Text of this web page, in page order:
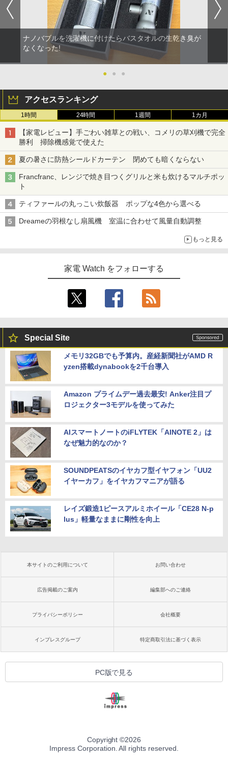
ナノバブルを洗濯機に付けたらバスタオルの生乾き臭が
なくなった!
● ● ●
アクセスランキング
1時間 24時間 1週間 1カ月
【家電レビュー】手ごわい雑草との戦い、コメリの草刈機で完全
勝利 掃除機感覚で使えた
夏の暑さに防熱シールドカーテン 閉めても暗くならない
Francfranc、レンジで焼き目つくグリルと米も炊けるマルチポッ
ト
ティファールの丸っこい炊飯器 ポップな4色から選べる
Dreameの羽根なし扇風機 室温に合わせて風量自動調整
もっと見る
家電 Watch をフォローする
Special Site
メモリ32GBでも予算内。産経新聞社がAMD R
yzen搭載dynabookを2千台導入
Amazon プライムデー過去最安! Anker注目プ
ロジェクター3モデルを使ってみた
AIスマートノートのiFLYTEK「AINOTE 2」は
なぜ魅力的なのか？
SOUNDPEATSのイヤカフ型イヤフォン「UU2
イヤーカフ」をイヤカフマニアが語る
レイズ鍛造1ピースアルミホイール「CE28 N-p
lus」軽量なままに剛性を向上
本サイトのご利用について お問い合わせ
広告掲載のご案内 編集部へのご連絡
プライバシーポリシー 会社概要
インプレスグループ 特定商取引法に基づく表示
PC版で見る
Copyright ©2026
Impress Corporation. All rights reserved.